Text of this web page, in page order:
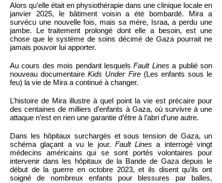
Alors qu’elle était en physiothérapie dans une clinique locale en
janvier 2025, le bâtiment voisin a été bombardé. Mira a
survécu une nouvelle fois, mais sa mère, Israa, a perdu une
jambe. Le traitement prolongé dont elle a besoin, est une
chose que le système de soins décimé de Gaza pourrait ne
jamais pouvoir lui apporter.
Au cours des mois pendant lesquelsFault Lines a publié son
nouveau documentaireKids Under Fire(Les enfants sous le
feu) la vie de Mira a continué à changer.
L’histoire de Mira illustre à quel point la vie est précaire pour
des centaines de milliers d’enfants à Gaza, où survivre à une
attaque n’est en rien une garantie d’être à l’abri d’une autre.
Dans les hôpitaux surchargés et sous tension de Gaza, un
schéma glaçant a vu le jour. Fault Lines a interrogé vingt
médecins américains qui se sont portés volontaires pour
intervenir dans les hôpitaux de la Bande de Gaza depuis le
début de la guerre en octobre 2023, et ils disent qu’ils ont
soigné de nombreux enfants pour blessures par balles,